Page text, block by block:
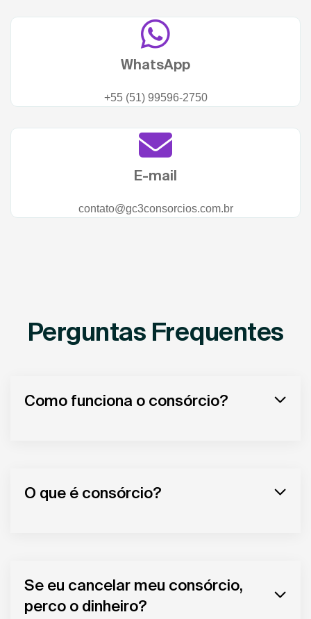
WhatsApp
+55 (51) 99596-2750
E-mail
contato@gc3consorcios.com.br
Perguntas Frequentes
Como funciona o consórcio?
O que é consórcio?
Se eu cancelar meu consórcio,
perco o dinheiro?